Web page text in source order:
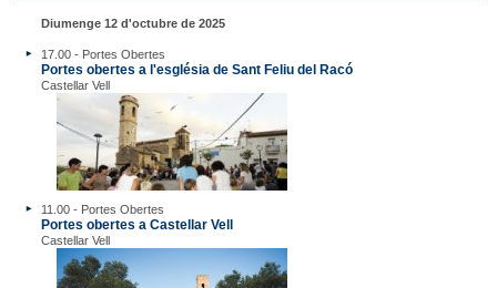
Diumenge 12 d'octubre de 2025
17.00 - Portes Obertes
Portes obertes a l'església de Sant Feliu del Racó
Castellar Vell
11.00 - Portes Obertes
Portes obertes a Castellar Vell
Castellar Vell